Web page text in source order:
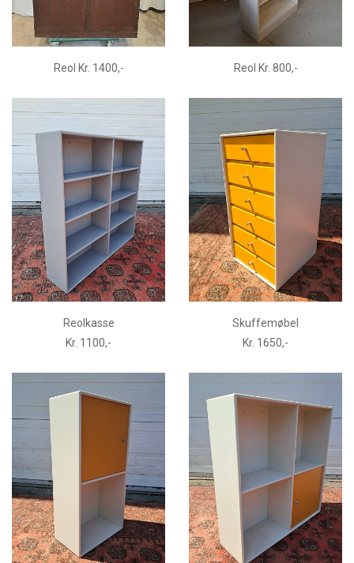
Reol Kr. 1400,- Reol Kr. 800,-
Reolkasse
Kr. 1100,-
Skuffemøbel
Kr. 1650,-